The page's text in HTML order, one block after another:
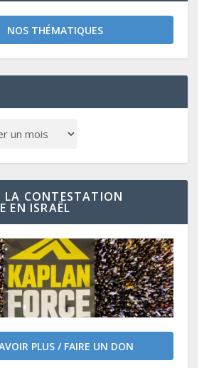
NOS THÉMATIQUES
LA CONTESTATION
EN ISRAËL
PLUS / FAIRE UN DON